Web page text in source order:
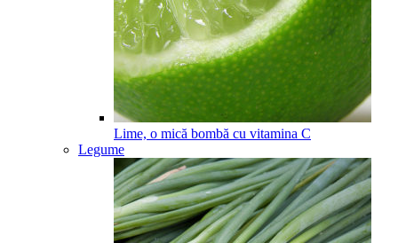
Lime, o mică bombă cu vitamina C
Legume